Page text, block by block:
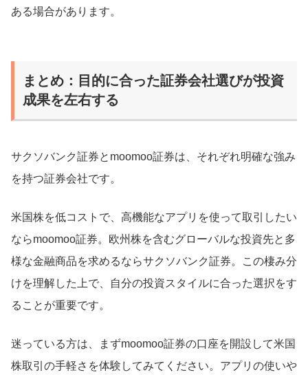
ある場合があります。
まとめ：目的に合った証券会社選びが投資
成果を左右する
サクソバンク証券とmoomoo証券は、それぞれ明確な強み
を持つ証券会社です。
米国株を低コストで、高機能なアプリを使って取引したい
ならmoomoo証券。欧州株を含むグローバルな投資先と多
様な金融商品を求めるならサクソバンク証券。この棲み分
けを理解した上で、自分の投資スタイルに合った選択をす
ることが重要です。
迷っている方は、まずmoomoo証券の口座を開設して米国
株取引の手軽さを体験してみてください。アプリの使いや